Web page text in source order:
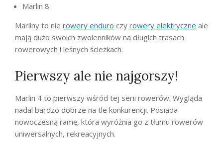
Marlin 8
Marliny to nie rowery enduro czy rowery elektryczne ale
mają dużo swoich zwolenników na długich trasach
rowerowych i leśnych ścieżkach.
Pierwszy ale nie najgorszy!
Marlin 4 to pierwszy wśród tej serii rowerów. Wygląda
nadal bardzo dobrze na tle konkurencji. Posiada
nowoczesną ramę, która wyróżnia go z tłumu rowerów
uniwersalnych, rekreacyjnych.